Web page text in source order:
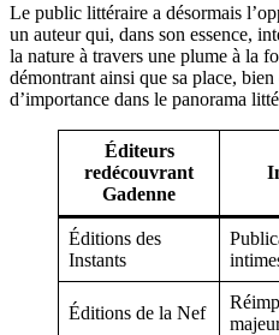
Le public littéraire a désormais
un auteur qui, dans son essence,
la nature à travers une plume à la
démontrant ainsi que sa place,
d’importance dans le panorama
Éditeurs
redécouvrant
Gadenne
Éditions des
Instants
Éditions de la Nef